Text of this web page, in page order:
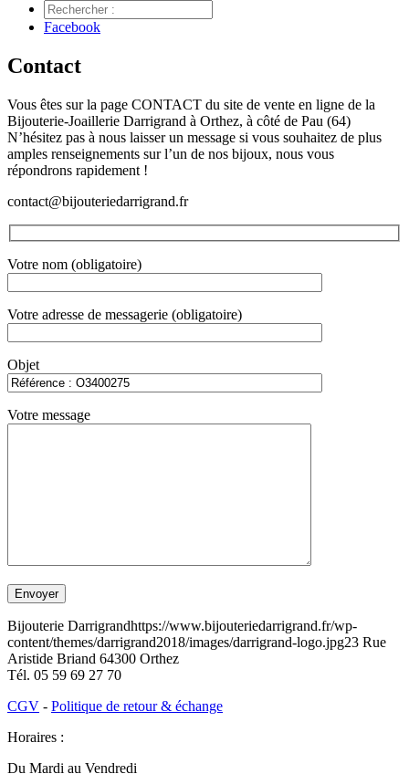
Facebook
Contact
Vous êtes sur la page CONTACT du site de vente en ligne de la
Bijouterie-Joaillerie Darrigrand à Orthez, à côté de Pau (64)
N’hésitez pas à nous laisser un message si vous souhaitez de plus
amples renseignements sur l’un de nos bijoux, nous vous
répondrons rapidement !
contact@bijouteriedarrigrand.fr
Votre nom (obligatoire)
Votre adresse de messagerie (obligatoire)
Objet
Votre message
Bijouterie Darrigrandhttps://www.bijouteriedarrigrand.fr/wp-
content/themes/darrigrand2018/images/darrigrand-logo.jpg23 Rue
Aristide Briand 64300 Orthez
Tél. 05 59 69 27 70
CGV - Politique de retour & échange
Horaires :
Du Mardi au Vendredi